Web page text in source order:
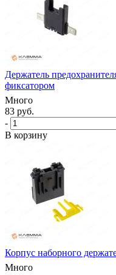
Держатель
фиксатором
Много
83 руб.
-
В корзину
Корпус наборного
Много